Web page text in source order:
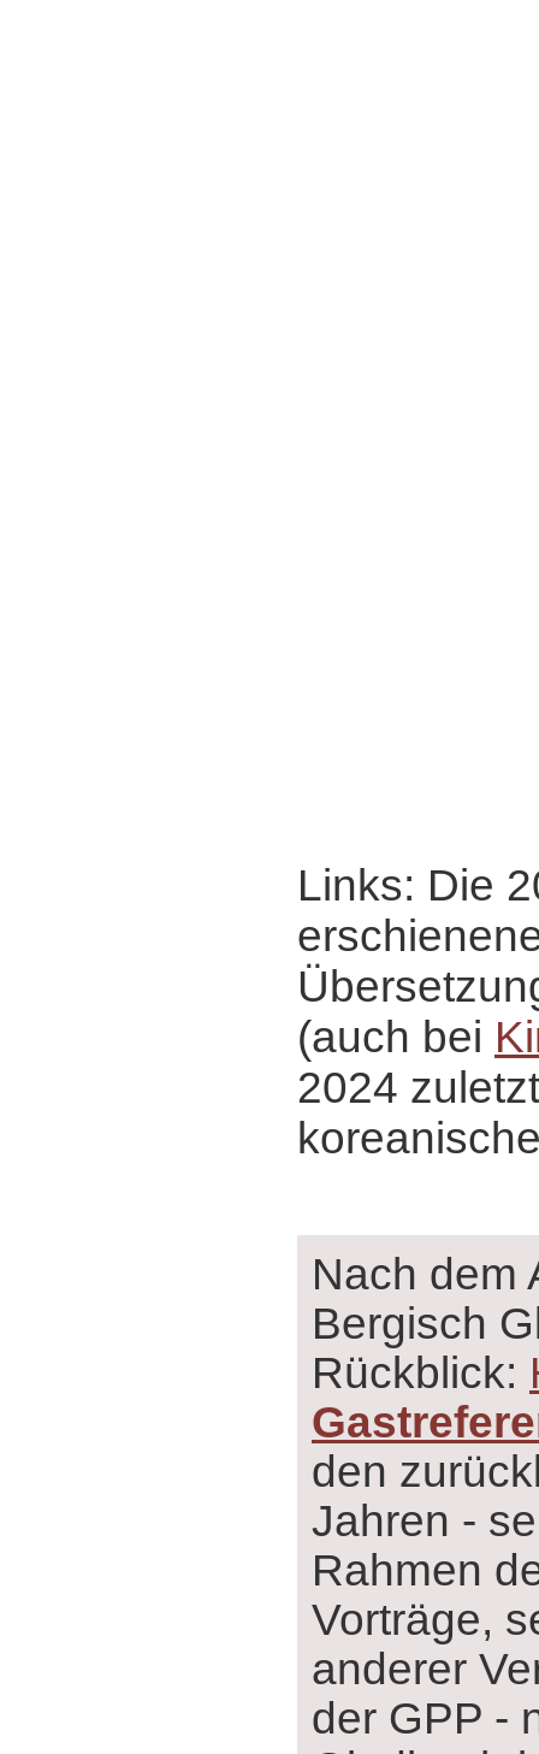
Links: Die
(auch bei
2024
Nach dem
Bergisch
Rückblick:
den
Jahren -
Rahmen
Vorträge,
anderer
der GPP -